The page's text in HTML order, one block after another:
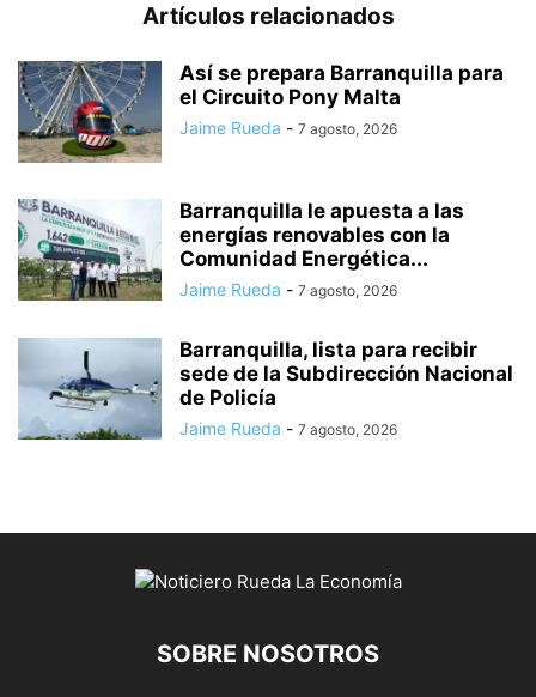
Artículos relacionados
Así se prepara Barranquilla para
el Circuito Pony Malta
Jaime Rueda - 7 agosto, 2026
Barranquilla le apuesta a las
energías renovables con la
Comunidad Energética...
Jaime Rueda - 7 agosto, 2026
Barranquilla, lista para recibir
sede de la Subdirección Nacional
de Policía
Jaime Rueda - 7 agosto, 2026
SOBRE NOSOTROS